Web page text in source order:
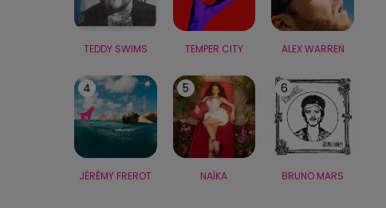
TEDDY SWIMS TEMPER CITY ALEX WARREN
4
JÉRÉMY FREROT
5
NAÏKA
6
BRUNO MARS